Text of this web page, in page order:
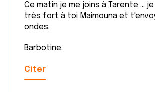
Ce matin je me joins à Tarente ...
très fort à toi Maimouna et
ondes.
Barbotine.
Citer